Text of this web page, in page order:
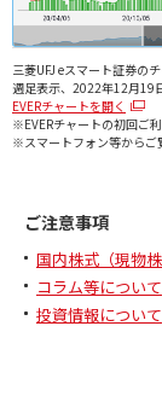
三菱UFJ eスマート証券の
週足表示、2022年12月19
EVERチャートを開く
※EVERチャートの初回ご
※スマートフォン等からご
ご注意事項
国内株式（現物
コラム等について
投資情報について